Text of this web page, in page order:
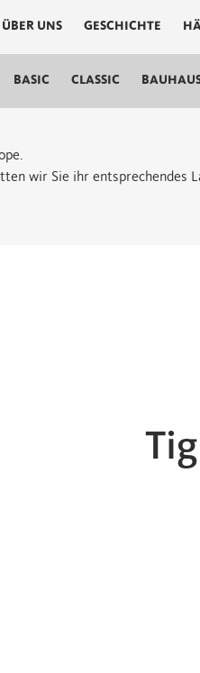
ÜBER UNS GESCHICHTE
BASIC CLASSIC
wir Sie ihr entsprechendes